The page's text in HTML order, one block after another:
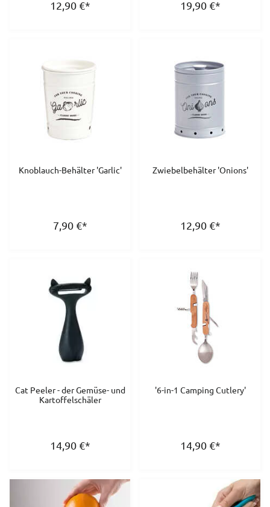
12,90€* 19,90€*
Knoblauch-Behälter 'Garlic'
7,90€*
Zwiebelbehälter 'Onions'
12,90€*
Cat Peeler - der Gemüse- und
Kartoffelschäler
14,90€*
'6-in-1 Camping Cutlery'
14,90€*